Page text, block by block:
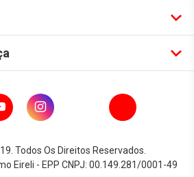
Todos Os Direitos Reservados.
Eireli - EPP CNPJ: 00.149.281/0001-49